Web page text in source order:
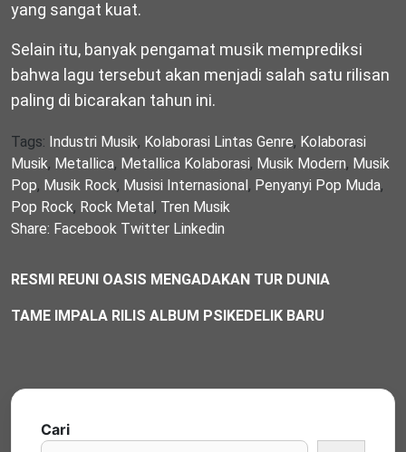
yang sangat kuat.
Selain itu, banyak pengamat musik memprediksi
bahwa lagu tersebut akan menjadi salah satu rilisan
paling di bicarakan tahun ini.
Tags: Industri Musik, Kolaborasi Lintas Genre, Kolaborasi
Musik, Metallica, Metallica Kolaborasi, Musik Modern, Musik
Pop, Musik Rock, Musisi Internasional , Penyanyi Pop Muda,
Pop Rock, Rock Metal , Tren Musik
Share: Facebook Twitter Linkedin
RESMI REUNI OASIS MENGADAKAN TUR DUNIA
TAME IMPALA RILIS ALBUM PSIKEDELIK BARU
Cari